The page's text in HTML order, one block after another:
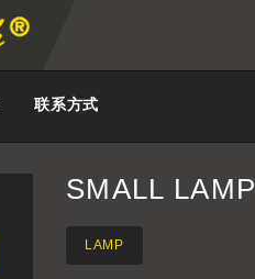
联系方式
SMALL LAMP
LAMP